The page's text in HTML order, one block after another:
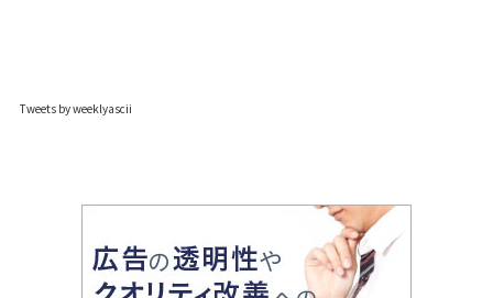
Tweets by weeklyascii